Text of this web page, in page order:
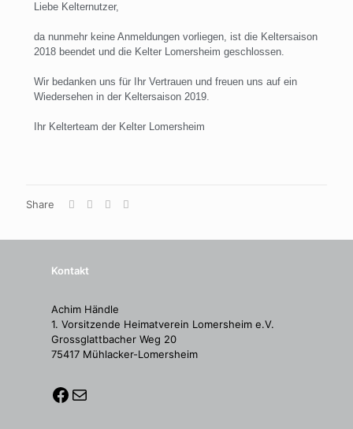
Liebe Kelternutzer,
da nunmehr keine Anmeldungen vorliegen, ist die Keltersaison
2018 beendet und die Kelter Lomersheim geschlossen.
Wir bedanken uns für Ihr Vertrauen und freuen uns auf ein
Wiedersehen in der Keltersaison 2019.
Ihr Kelterteam der Kelter Lomersheim
Share
Kontakt
Achim Händle
1. Vorsitzende Heimatverein Lomersheim e.V.
Grossglattbacher Weg 20
75417 Mühlacker-Lomersheim